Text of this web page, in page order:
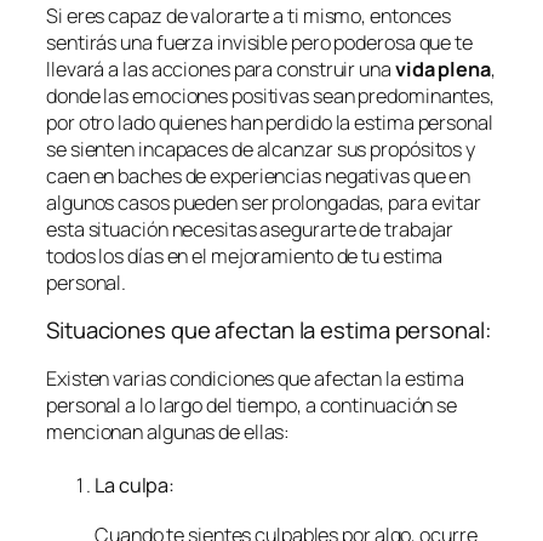
Si eres capaz de valorarte a ti mismo, entonces
sentirás una fuerza invisible pero poderosa que te
llevará a las acciones para construir unavida plena,
donde las emociones positivas sean predominantes,
por otro lado quienes han perdido la estima personal
se sienten incapaces de alcanzar sus propósitos y
caen en baches de experiencias negativas que en
algunos casos pueden ser prolongadas, para evitar
esta situación necesitas asegurarte de trabajar
todos los días en el mejoramiento de tu estima
personal.
Situaciones que afectan la estima personal:
Existen varias condiciones que afectan la estima
personal a lo largo del tiempo, a continuación se
mencionan algunas de ellas:
La culpa:
Cuando te sientes culpables por algo, ocurre